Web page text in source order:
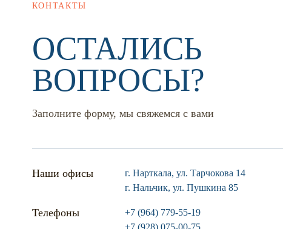
КОНТАКТЫ
ОСТАЛИСЬ
ВОПРОСЫ?
Заполните форму, мы свяжемся с вами
Наши офисы
г. Нарткала, ул. Тарчокова 14
г. Нальчик, ул. Пушкина 85
Телефоны
+7 (964) 779-55-19
+7 (928) 075-00-75